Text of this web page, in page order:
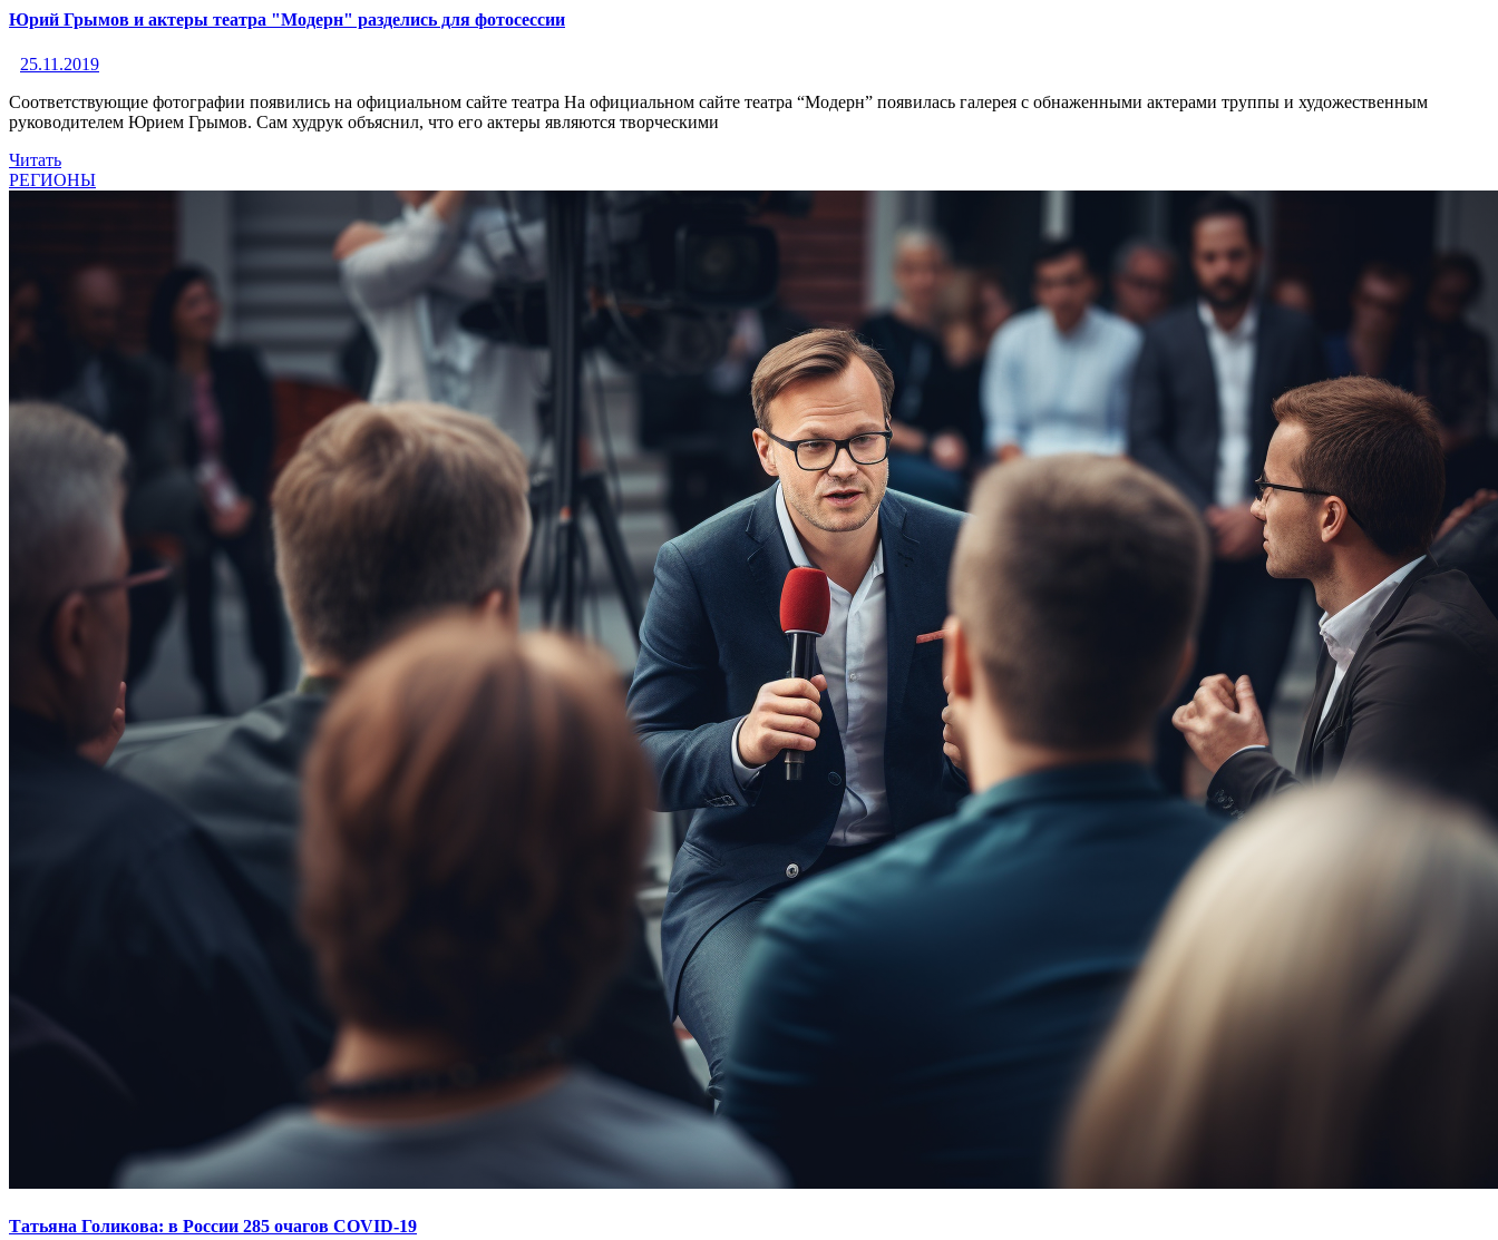
Юрий Грымов и актеры театра "Модерн" разделись для фотосессии
25.11.2019
Соответствующие фотографии появились на официальном сайте театра На официальном сайте театра “Модерн” появилась галерея с обнаженными актерами труппы и художественным
руководителем Юрием Грымов. Сам худрук объяснил, что его актеры являются творческими
Читать
РЕГИОНЫ
Татьяна Голикова: в России 285 очагов COVID-19